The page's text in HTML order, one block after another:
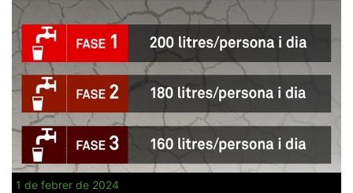
1 de febrer de 2024